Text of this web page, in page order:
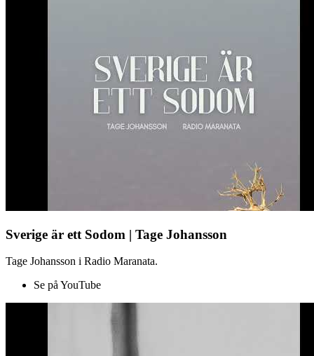
Sverige är ett Sodom | Tage Johansson
Tage Johansson i Radio Maranata.
Se på YouTube